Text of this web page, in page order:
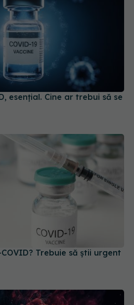
esențial. Cine ar trebui să se
Trebuie să știi urgent